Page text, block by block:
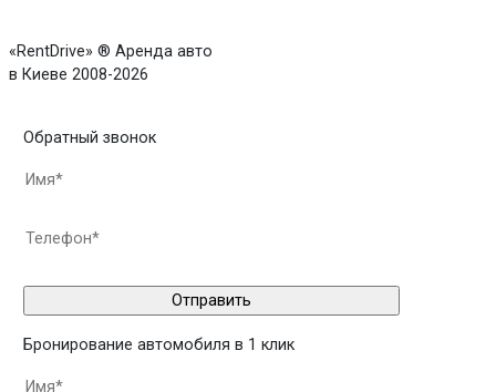
«RentDrive» ® Аренда авто
в Киеве 2008-2026
Обратный звонок
Бронирование автомобиля в 1 клик